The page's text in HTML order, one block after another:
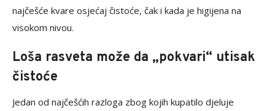
najčešće kvare osjećaj čistoće, čak i kada je higijena na
visokom nivou.
Loša rasveta može da „pokvari“ utisak
čistoće
Jedan od najčešćih razloga zbog kojih kupatilo djeluje